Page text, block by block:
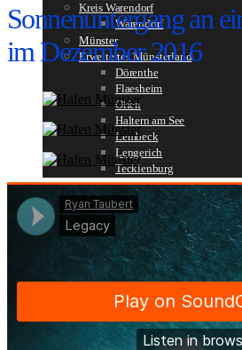
Kreis Warendorf
Warendorf
Münster
Erweitertes Münsterland
Dörenthe
Flaesheim
Olfen
Haltern am See
Lembeck
Lengerich
Tecklenburg
VERANSTALTUNGEN
Sonnenuntergang an
im Dezember 2016